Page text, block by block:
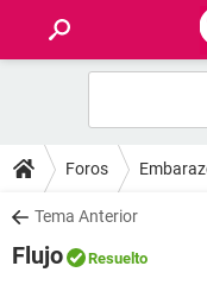
FOROS
SALUD
FAMILIA
Foros
Tema Anterior
Flujo Resuelto